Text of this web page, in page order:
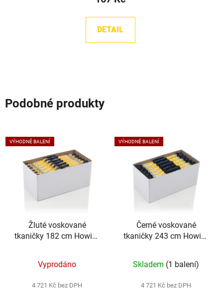
DETAIL
Podobné produkty
VÝHODNÉ BALENÍ
Žluté voskované
tkaničky 182 cm Howies
Vyprodáno
4 721 Kč bez DPH
VÝHODNÉ BALENÍ
Černé voskované
tkaničky 243 cm Howies
Skladem (1 balení)
4 721 Kč bez DPH